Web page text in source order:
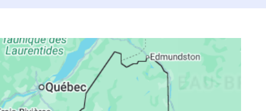
16:44 19:46
20:55
16:43 19:44
16:42